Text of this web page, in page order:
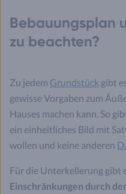
Bebauungsplan
zu beachten?
Zu jedem Grundstück gibt
gewisse Vorgaben zum
Hauses machen kann. So
ein einheitliches Bild mit
wollen und keine anderen
Für die Unterkellerung gibt
Einschränkungen durch